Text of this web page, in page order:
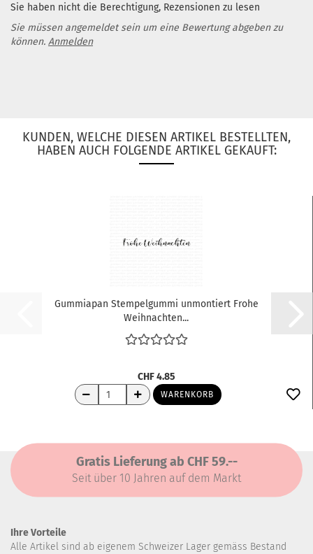
Sie haben nicht die Berechtigung, Rezensionen zu lesen
Sie müssen angemeldet sein um eine Bewertung abgeben zu
können. Anmelden
KUNDEN, WELCHE DIESEN ARTIKEL BESTELLTEN,
HABEN AUCH FOLGENDE ARTIKEL GEKAUFT:
Gummiapan Stempelgummi unmontiert Frohe
Weihnachten...
CHF 4.85
WARENKORB
Gratis Lieferung ab CHF 59.--
Seit über 10 Jahren auf dem Markt
Ihre Vorteile
Alle Artikel sind ab eigenem Schweizer Lager gemäss Bestand